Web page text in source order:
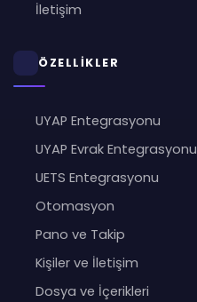
İletişim
ÖZELLİKLER
UYAP Entegrasyonu
UYAP Evrak Entegrasyonu
UETS Entegrasyonu
Otomasyon
Pano ve Takip
Kişiler ve İletişim
Dosya ve İçerikleri